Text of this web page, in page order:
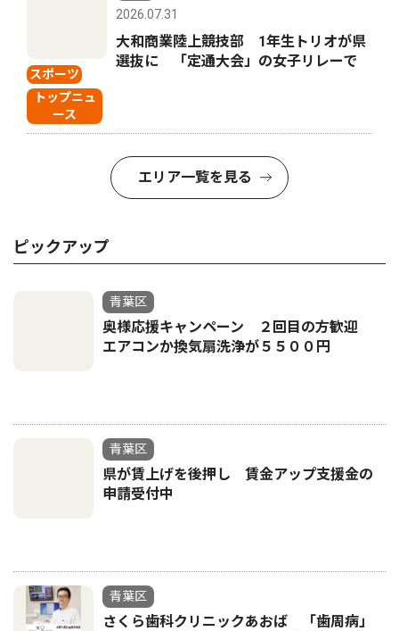
スポーツ
トップニュ
ース
2026.07.31
大和商業陸上競技部 1年生トリオが県
選抜に 「定通大会」の女子リレーで
エリア一覧を見る
ピックアップ
青葉区
奥様応援キャンペーン ２回目の方歓迎
エアコンか換気扇洗浄が５５００円
青葉区
県が賃上げを後押し 賃金アップ支援金の
申請受付中
青葉区
さくら歯科クリニックあおば 「歯周病」